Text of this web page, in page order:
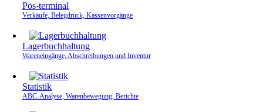
Pos-terminal
Verkäufe, Belegdruck, Kassenvorgänge
Lagerbuchhaltung
Wareneingänge, Abschreibungen und Inventur
Statistik
ABC-Analyse, Warenbewegung, Berichte